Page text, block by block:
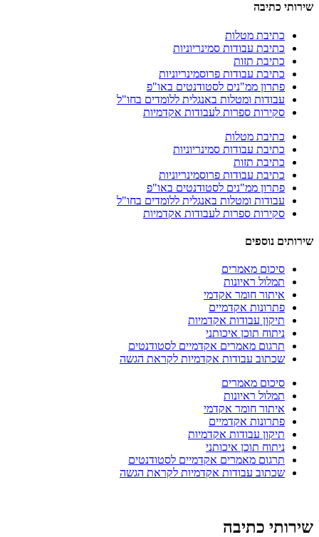
שירותי כתיבה
כתיבת מטלות
כתיבת עבודות סמינריוניות
כתיבת תזות
כתיבת עבודות פרוסמינריוניות
פתרון ממ"נים לסטודנטים באו"פ
עבודות ומטלות באנגלית ללומדים בחו"ל
סקירות ספרות לעבודות אקדמיות
כתיבת מטלות
כתיבת עבודות סמינריוניות
כתיבת תזות
כתיבת עבודות פרוסמינריוניות
פתרון ממ"נים לסטודנטים באו"פ
עבודות ומטלות באנגלית ללומדים בחו"ל
סקירות ספרות לעבודות אקדמיות
שירותים נוספים
סיכום מאמרים
תמלול ראיונות
איתור חומר אקדמי
פתרונות אקדמיים
תיקון עבודות אקדמיות
ניתוח תוכן איכותני
תרגום מאמרים אקדמיים לסטודנטים
שכתוב עבודות אקדמיות לקראת הגשה
סיכום מאמרים
תמלול ראיונות
איתור חומר אקדמי
פתרונות אקדמיים
תיקון עבודות אקדמיות
ניתוח תוכן איכותני
תרגום מאמרים אקדמיים לסטודנטים
שכתוב עבודות אקדמיות לקראת הגשה
שירותי כתיבה